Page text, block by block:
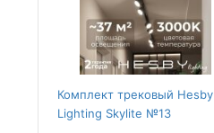
Комплект трековый Hesby
Lighting Skylite №13